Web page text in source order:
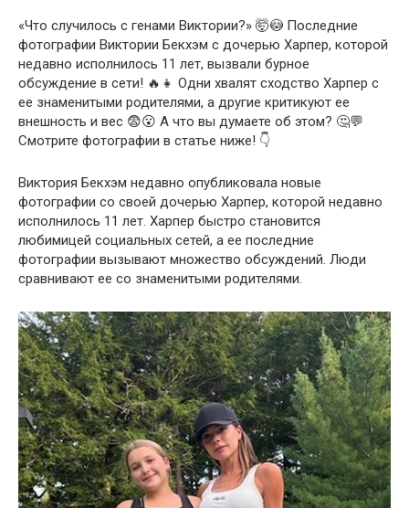
«Что случилось с генами Виктории?» 🤯😳 Последние
фотографии Виктории Бекхэм с дочерью Харпер, которой
недавно исполнилось 11 лет, вызвали бурное
обсуждение в сети! 🔥👧 Одни хвалят сходство Харпер с
ее знаменитыми родителями, а другие критикуют ее
внешность и вес 😨😮 А что вы думаете об этом? 🤔💬
Смотрите фотографии в статье ниже! 👇
Виктория Бекхэм недавно опубликовала новые
фотографии со своей дочерью Харпер, которой недавно
исполнилось 11 лет. Харпер быстро становится
любимицей социальных сетей, а ее последние
фотографии вызывают множество обсуждений. Люди
сравнивают ее со знаменитыми родителями.